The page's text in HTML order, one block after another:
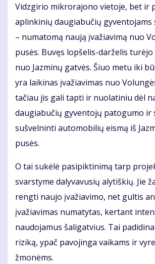
Vidzgirio mikrorajono vietoje, bet ir
aplinkinių daugiabučių gyventojams
– numatomą naują įvažiavimą nuo
pusės. Buvęs lopšelis-darželis
nuo Jazminų gatvės. Šiuo metu iki
yra laikinas įvažiavimas nuo
tačiau jis gali tapti ir nuolatiniu dėl
daugiabučių gyventojų patogumo ir
sušvelninti automobilių eismą iš
pusės.
O tai sukėlė pasipiktinimą tarp
svarstyme dalyvavusių alytiškių. Jie
rengti naujo įvažiavimo, net gultis
įvažiavimas numatytas, kertant
naudojamus šaligatvius. Tai
riziką, ypač pavojinga vaikams ir
žmonėms.